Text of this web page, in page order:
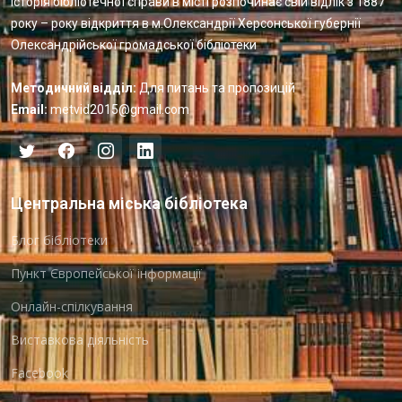
року – року відкриття в м.Олександрії Херсонської губернії
Олександрійської громадської бібліотеки
Методичний відділ: Для питань та пропозицій
Email: metvid2015@gmail.com
Центральна міська бібліотека
Блог бібліотеки
Пункт Європейської інформації
Онлайн-спілкування
Виставкова діяльність
Facebook